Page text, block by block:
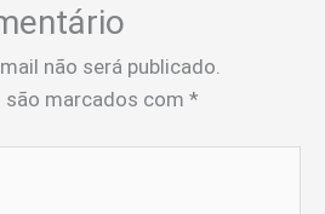
não será publicado.
marcados com *